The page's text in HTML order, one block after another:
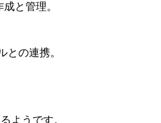
と管理。
の連携。
ようです。